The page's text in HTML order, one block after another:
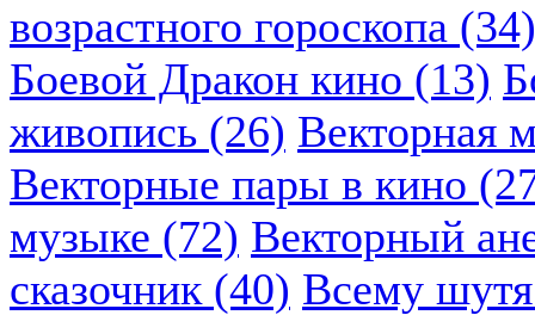
возрастного гороскопа (34)
Боевой Дракон кино (13)
живопись (26) Векторная
Векторные пары в кино
музыке (72) Векторный
сказочник (40) Всему